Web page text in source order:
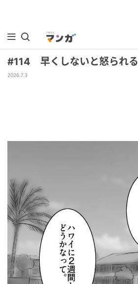
#114 早くしないと怒られる
2026.7.3